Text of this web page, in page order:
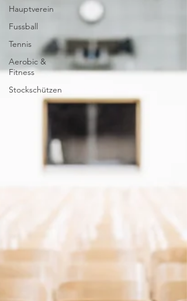
Hauptverein
Fussball
Tennis
Aerobic &
Fitness
Stockschützen